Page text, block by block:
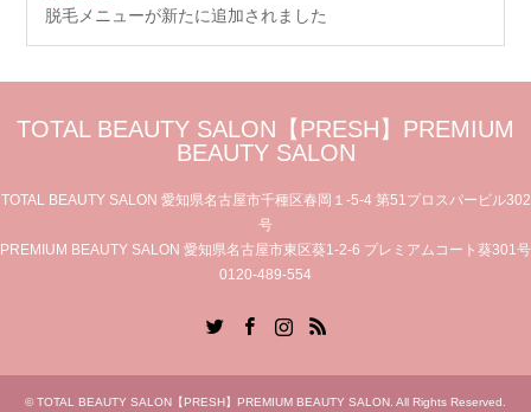
脱毛メニューが新たに追加されました
TOTAL BEAUTY SALON【PRESH】PREMIUM
BEAUTY SALON
TOTAL BEAUTY SALON 愛知県名古屋市千種区春岡１-5-4 第51プロスパービル302
号
PREMIUM BEAUTY SALON 愛知県名古屋市東区葵1-2-6 プレミアムコート葵301号
0120-489-554
RSS
©TOTAL BEAUTY SALON【PRESH】PREMIUM BEAUTY SALON . All Rights Reserved.